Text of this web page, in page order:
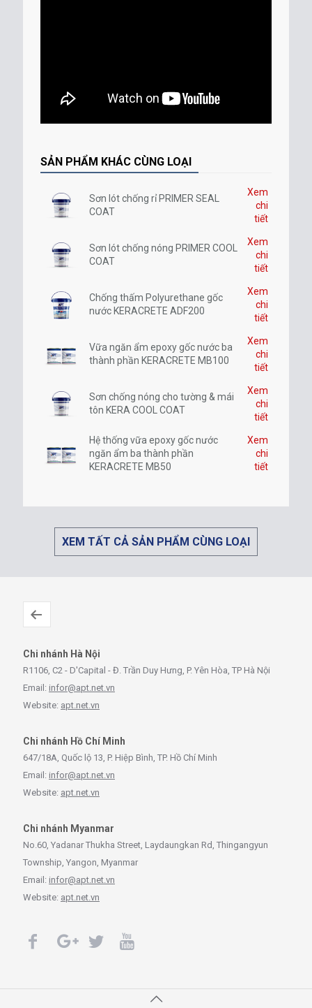
SẢN PHẨM KHÁC CÙNG LOẠI
Sơn lót chống rỉ PRIMER SEAL
COAT
Xem
chi
tiết
Sơn lót chống nóng PRIMER COOL
COAT
Xem
chi
tiết
Chống thấm Polyurethane gốc
nước KERACRETE ADF200
Xem
chi
tiết
Vữa ngăn ẩm epoxy gốc nước ba
thành phần KERACRETE MB100
Xem
chi
tiết
Sơn chống nóng cho tường & mái
tôn KERA COOL COAT
Xem
chi
tiết
Hệ thống vữa epoxy gốc nước
ngăn ẩm ba thành phần
KERACRETE MB50
Xem
chi
tiết
XEM TẤT CẢ SẢN PHẨM CÙNG LOẠI
Chi nhánh Hà Nội
R1106, C2 - D'Capital - Đ. Trần Duy Hưng, P. Yên Hòa, TP Hà Nội
Email: infor@apt.net.vn
Website: apt.net.vn
Chi nhánh Hồ Chí Minh
647/18A, Quốc lộ 13, P. Hiệp Bình, TP. Hồ Chí Minh
Email: infor@apt.net.vn
Website: apt.net.vn
Chi nhánh Myanmar
No.60, Yadanar Thukha Street, Laydaungkan Rd, Thingangyun
Township, Yangon, Myanmar
Email: infor@apt.net.vn
Website: apt.net.vn